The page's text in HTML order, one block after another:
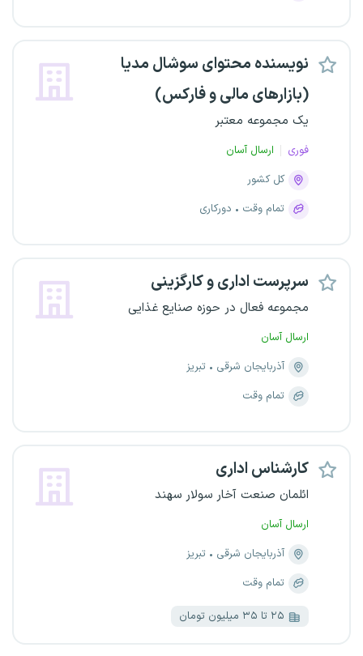
نویسنده محتوای سوشال مدیا
(بازارهای مالی و فارکس)
یک مجموعه معتبر
فوری
ارسال آسان
کل کشور
تمام وقت
دورکاری
سرپرست اداری و کارگزینی
مجموعه فعال در حوزه صنایع غذایی
ارسال آسان
آذربایجان شرقی
تبریز
تمام وقت
کارشناس اداری
ائلمان صنعت آخار سولار سهند
ارسال آسان
آذربایجان شرقی
تبریز
تمام وقت
۲۵ تا ۳۵ میلیون تومان